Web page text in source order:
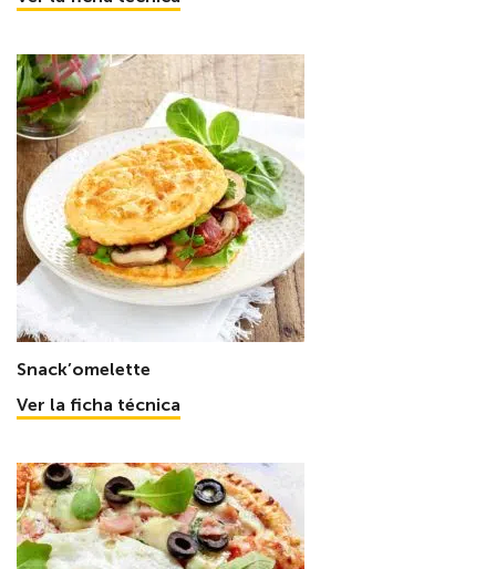
Snack’omelette
Ver la ficha técnica